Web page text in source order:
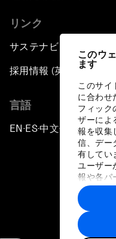
このウ
ます
このサイ
に合わせ
フィック
ザーによ
報を収集
信、デー
有してい
ユーザー
報や各パ
に収集
トナーに
す。
リンク
サステナビリティへの取
採用情報 (英語のみ)
言語
EN ▪ES▪中文▪ 日本語
プライバシ